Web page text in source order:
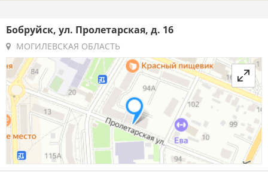
Бобруйск, ул. Пролетарская, д. 16
МОГИЛЕВСКАЯ ОБЛАСТЬ